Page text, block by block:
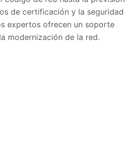
de certificación y la seguridad
expertos ofrecen un soporte
modernización de la red.